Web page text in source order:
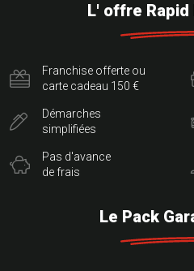
L' offre
Franchise offerte ou
carte cadeau 150 €
Démarches
simplifiées
Pas d'avance
de frais
Le Pack